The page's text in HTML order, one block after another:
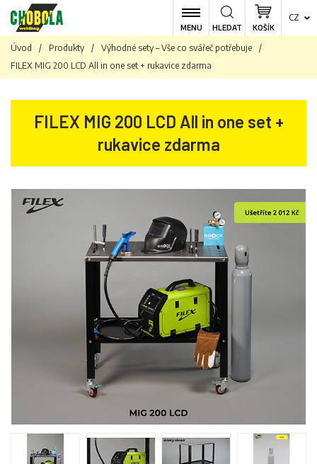
MENU KOŠÍK
CZ
HLEDAT
Úvod / Produkty / Výhodné sety – Vše co svářeč potřebuje
/
FILEX MIG 200 LCD All in one set + rukavice zdarma
FILEX MIG 200 LCD All in one set +
rukavice zdarma